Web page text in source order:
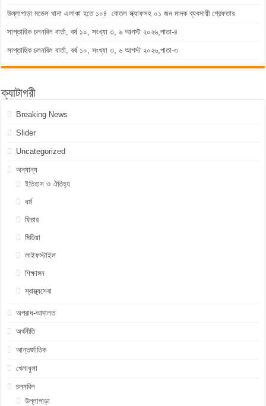
উল্লাপাড়া মডেল থানা এলাকা হতে ১০৪ বোতল স্ক্যাফসহ ০১ জন মাদক ব্যবসায়ী গ্রেফতার
সাপ্তাহিক চলনবিল বার্তা, বর্ষ ১০, সংখ্যা ৩, ৬ আগস্ট ২০২৬,পাতা-৪
সাপ্তাহিক চলনবিল বার্তা, বর্ষ ১০, সংখ্যা ৩, ৬ আগস্ট ২০২৬,পাতা-৩
ক্যাটাগরী
Breaking News
Slider
Uncategorized
অন্যান্য
ইতিহাস ও ঐতিহ্য
ধর্ম
ফিচার
মিডিয়া
লাইফস্টাইল
শিক্ষাঙ্গন
স্বাস্থ্যসেবা
অপরাধ-আদালত
অর্থনীতি
আন্তর্জাতিক
খেলাধুলা
চলনবিল
উল্লাপাড়া